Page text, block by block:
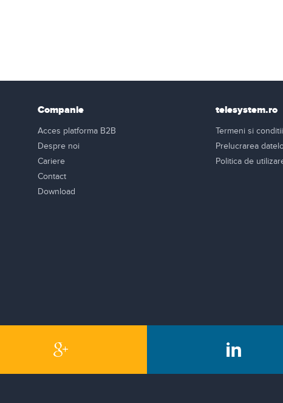
Companie
Acces platforma B2B
Despre noi
Cariere
Contact
Download
telesystem.ro
Termeni si conditii
Prelucrarea
Politica de